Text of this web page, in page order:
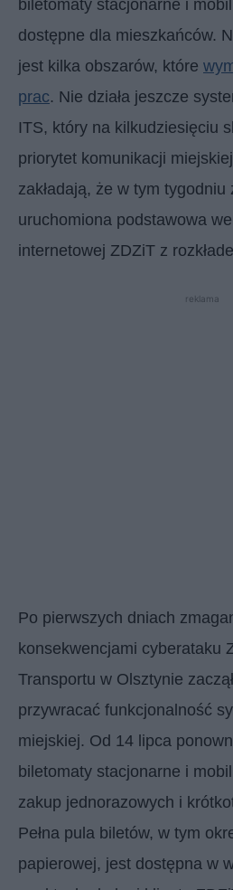
biletomaty stacjonarne i
dostępne dla mieszkańców.
jest kilka obszarów, które
prac. Nie działa jeszcze
ITS, który na kilkudziesięciu
priorytet komunikacji
zakładają, że w tym tygodniu
uruchomiona podstawowa
internetowej ZDZiT z
reklama
Po pierwszych dniach
konsekwencjami cyberataku
Transportu w Olsztynie
przywracać funkcjonalność
miejskiej. Od 14 lipca
biletomaty stacjonarne i
zakup jednorazowych i
Pełna pula biletów, w tym
papierowej, jest dostępna w